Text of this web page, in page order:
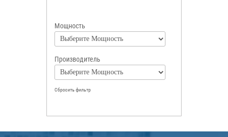
Мощность
Производитель
Сбросить фильтр